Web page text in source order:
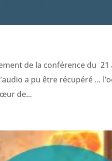
de la conférence du 21
a pu être récupéré …
de...